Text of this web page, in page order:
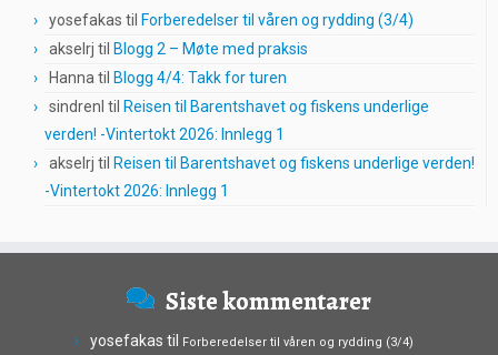
yosefakas til Forberedelser til våren og rydding (3/4)
akselrj til Blogg 2 – Møte med praksis
Hanna til Blogg 4/4: Takk for turen
sindrenl til Reisen til Barentshavet og fiskens underlige
verden! -Vintertokt 2026: Innlegg 1
akselrj til Reisen til Barentshavet og fiskens underlige verden!
-Vintertokt 2026: Innlegg 1
Siste kommentarer
yosefakas til Forberedelser til våren og rydding (3/4)